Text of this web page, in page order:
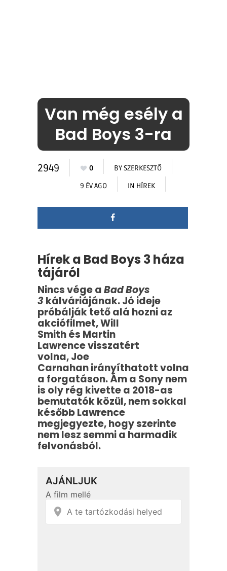
Van még esély a
Bad Boys 3-ra
2949 0 BYSZERKESZTŐ
9 ÉV AGO IN HÍREK
Hírek a Bad Boys 3 háza
tájáról
Nincs vége aBad Boys
3 kálváriájának. Jó ideje
próbálják tető alá hozni az
akciófilmet, Will
Smith és Martin
Lawrence visszatért
volna, Joe
Carnahan irányíthatott volna
a forgatáson. Ám a Sony nem
is oly rég kivette a 2018-as
bemutatók közül, nem sokkal
később Lawrence
megjegyezte, hogy szerinte
nem lesz semmi a harmadik
felvonásból.